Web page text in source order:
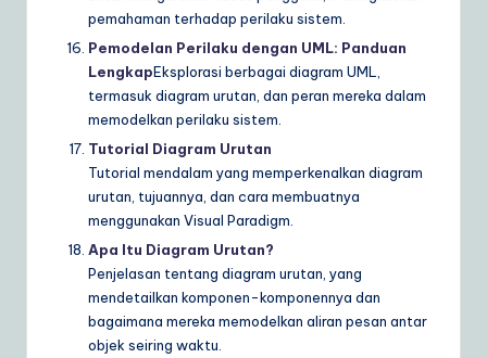
pemahaman terhadap perilaku sistem.
Pemodelan Perilaku dengan UML: Panduan
LengkapEksplorasi berbagai diagram UML,
termasuk diagram urutan, dan peran mereka dalam
memodelkan perilaku sistem.
Tutorial Diagram Urutan
Tutorial mendalam yang memperkenalkan diagram
urutan, tujuannya, dan cara membuatnya
menggunakan Visual Paradigm.
Apa Itu Diagram Urutan?
Penjelasan tentang diagram urutan, yang
mendetailkan komponen-komponennya dan
bagaimana mereka memodelkan aliran pesan antar
objek seiring waktu.